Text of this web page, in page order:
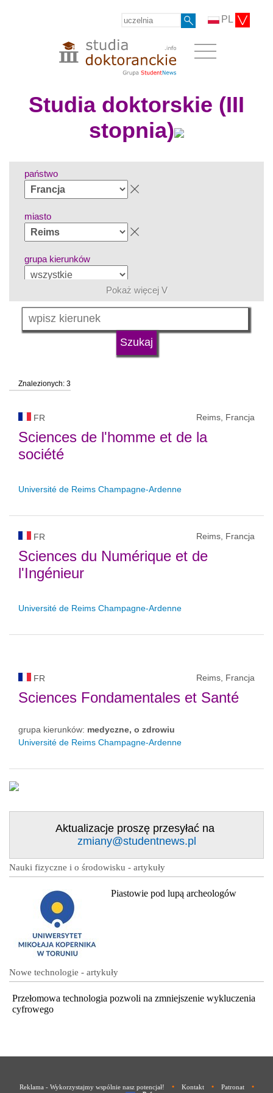
PL
Studia doktorskie (III
stopnia)
państwo
miasto
grupa kierunków
język
status uczelni
Pokaż więcej V
Znalezionych: 3
FR Reims, Francja
Sciences de l'homme et de la
société
Université de Reims Champagne-Ardenne
FR Reims, Francja
Sciences du Numérique et de
l'Ingénieur
Université de Reims Champagne-Ardenne
FR Reims, Francja
Sciences Fondamentales et Santé
grupa kierunków: medyczne, o zdrowiu
Université de Reims Champagne-Ardenne
Aktualizacje proszę przesyłać na
zmiany@studentnews.pl
Nauki fizyczne i o środowisku - artykuły
Piastowie pod lupą archeologów
Nowe technologie - artykuły
Przełomowa technologia pozwoli na zmniejszenie wykluczenia
cyfrowego
Reklama - Wykorzystajmy wspólnie nasz potencjał! • Kontakt • Patronat •